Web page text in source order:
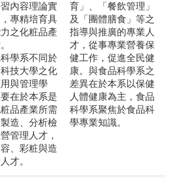
內容理論實
專精培育具
之化粧品產
學系不同於
技大學之化
與管理學
在於本系是
品產業所需
造、分析檢
管理人才，
、彩粧與造
才。
育」、「餐飲管理」
及「團體膳食」等之
指導與推廣的專業人
才，從事專業營養保
健工作，促進全民健
康。與食品科學系之
差異在於本系以保健
人體健康為主，食品
科學系聚焦於食品科
學專業知識。